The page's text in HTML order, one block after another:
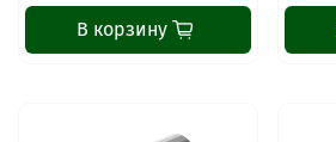
В корзину